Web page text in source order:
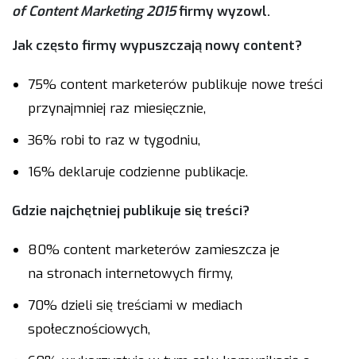
of Content Marketing 2015firmy wyzowl.
Jak często firmy wypuszczają nowy content?
75% content marketerów publikuje nowe treści
przynajmniej raz miesięcznie,
36% robi to raz w tygodniu,
16% deklaruje codzienne publikacje.
Gdzie najchętniej publikuje się treści?
80% content marketerów zamieszcza je
na stronach internetowych firmy,
70% dzieli się treściami w mediach
społecznościowych,